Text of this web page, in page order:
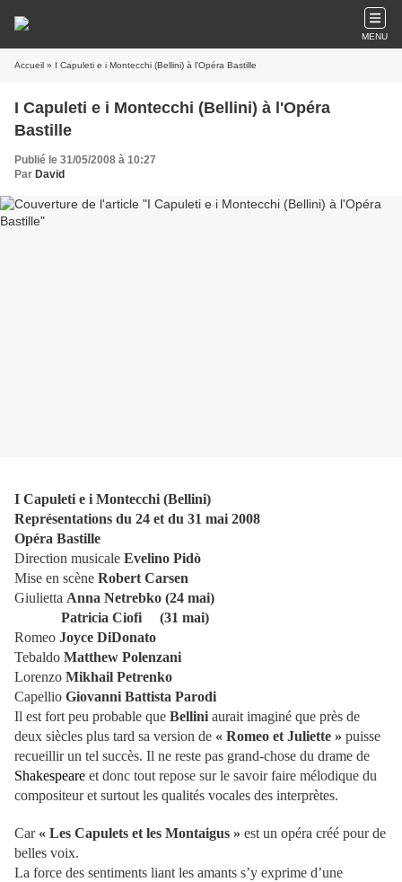
MENU
Accueil » I Capuleti e i Montecchi (Bellini) à l'Opéra Bastille
I Capuleti e i Montecchi (Bellini) à l'Opéra
Bastille
Publié le 31/05/2008 à 10:27
Par David
I Capuleti e i Montecchi (Bellini)
Représentations du 24 et du 31 mai 2008
Opéra Bastille
Direction musicale Evelino Pidò
Mise en scène Robert Carsen
Giulietta Anna Netrebko (24 mai)
Patricia Ciofi (31 mai)
Romeo Joyce DiDonato
Tebaldo Matthew Polenzani
Lorenzo Mikhail Petrenko
Capellio Giovanni Battista Parodi
Il est fort peu probable que Bellini aurait imaginé que près de
deux siècles plus tard sa version de « Romeo et Juliette » puisse
recueillir un tel succès. Il ne reste pas grand-chose du drame de
Shakespeare et donc tout repose sur le savoir faire mélodique du
compositeur et surtout les qualités vocales des interprètes.
Car « Les Capulets et les Montaigus » est un opéra créé pour de
belles voix.
La force des sentiments liant les amants s’y exprime d’une